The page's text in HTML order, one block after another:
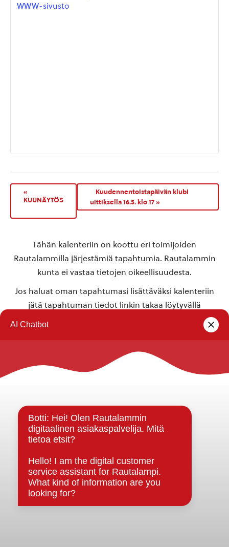
WWW-sivusto
«
KUUNÄYTÖS
Kuudennentoistapäivän klubi
uittiksella 16.5. klo 17»
Tähän kalenteriin on koottu eri toimijoiden
Rautalammilla järjestämiä tapahtumia. Rautalammin
kunta ei vastaa tietojen oikeellisuudesta.
Jos haluat oman tapahtumasi lisättäväksi kalenteriin
jätä tapahtuman tiedot linkin takaa löytyvällä
Rautalammin kunta
Strategiat, ohjelmat, ohjeet, suunnitelmat, säännöt ja
sopimukset
Asiakirjajulkisuuskuvaus
Evästeet
Saavutettavuusseloste
Tietosuoja
Tietosuojaselosteet